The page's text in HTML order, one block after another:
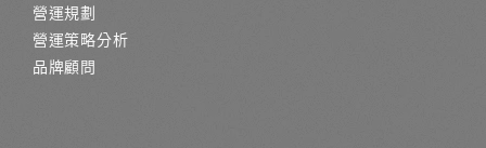
營運規劃
營運策略分析
品牌顧問